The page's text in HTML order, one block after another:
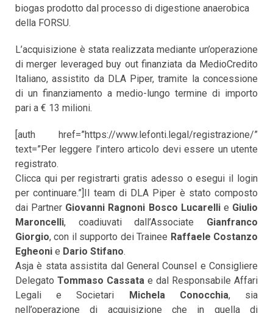
biogas prodotto dal processo di digestione anaerobica
della FORSU.
L’acquisizione è stata realizzata mediante un’operazione
di merger leveraged buy out finanziata da MedioCredito
Italiano, assistito da DLA Piper, tramite la concessione
di un finanziamento a medio-lungo termine di importo
pari a € 13 milioni.
[auth href=”https://www.lefonti.legal/registrazione/”
text=”Per leggere l’intero articolo devi essere un utente
registrato.
Clicca qui per registrarti gratis adesso o esegui il login
per continuare.”]Il team di DLA Piper è stato composto
dai Partner Giovanni Ragnoni Bosco Lucarelli e Giulio
Maroncelli, coadiuvati dall’Associate Gianfranco
Giorgio, con il supporto dei Trainee Raffaele Costanzo
Egheoni e Dario Stifano.
Asja è stata assistita dal General Counsel e Consigliere
Delegato Tommaso Cassata e dal Responsabile Affari
Legali e Societari Michela Conocchia, sia
nell’operazione di acquisizione che in quella di